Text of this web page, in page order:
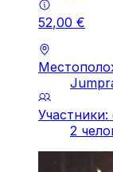
52,00 €
2